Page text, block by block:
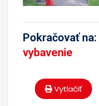
Pokračovať na:
vybavenie
Vytlačiť